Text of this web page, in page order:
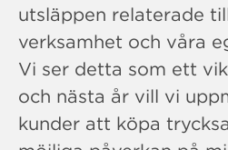
utsläppen relaterade
verksamhet och våra
Vi ser detta som ett
och nästa år vill vi
kunder att köpa